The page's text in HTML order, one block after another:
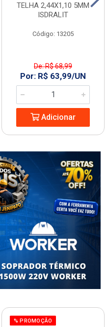
TELHA 2,44X1,10 5MM
ISDRALIT
Código: 13205
De: R$ 68,99
Por: R$ 63,99/UN
Adicionar
% PROMOÇÃO